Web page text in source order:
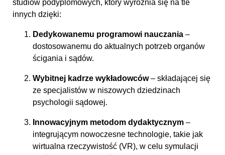
studiów podyplomowych, który wyróżnia się na tle
innych dzięki:
Dedykowanemu programowi nauczania –
dostosowanemu do aktualnych potrzeb organów
ścigania i sądów.
Wybitnej kadrze wykładowców– składającej się
ze specjalistów w niszowych dziedzinach
psychologii sądowej.
Innowacyjnym metodom dydaktycznym –
integrującym nowoczesne technologie, takie jak
wirtualna rzeczywistość (VR), w celu symulacji